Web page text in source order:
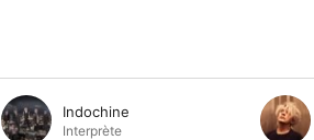
Indochine
Interprète